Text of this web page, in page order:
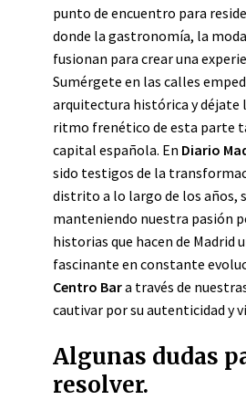
punto de encuentro para
donde la gastronomía, la
fusionan para crear una
Sumérgete en las calles
arquitectura histórica y déjate
ritmo frenético de esta parte
capital española. En Diario
sido testigos de la
distrito a lo largo de los años,
manteniendo nuestra pasión
historias que hacen de Madrid
fascinante en constante
Centro Bara través de
cautivar por su autenticidad y
Algunas dudas
resolver.